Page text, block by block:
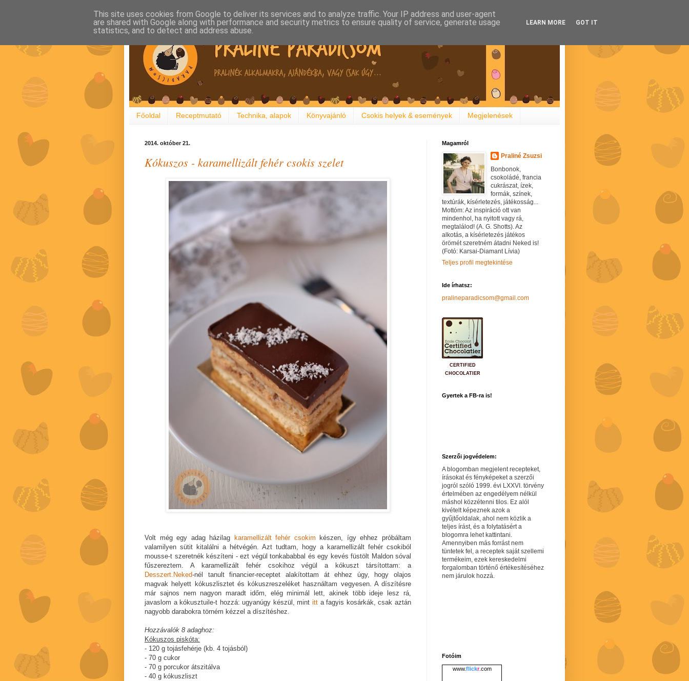
Főoldal Receptmutató Technika, alapok Könyvajánló Csokis helyek & események Megjelenések
2014. október 21.
Kókuszos - karamellizált fehér csokis szelet
Volt még egy adag házilag karamellizált fehér csokim készen, így ehhez próbáltam
valamilyen sütit kitalálni a hétvégén. Azt tudtam, hogy a karamellizált fehér csokiból
mousse-t szeretnék készíteni - ezt végül tonkababbal és egy kevés füstölt Maldon sóval
fűszereztem. A karamellizált fehér csokihoz végül a kókuszt társítottam: a
Desszert.Neked-nél tanult financier-receptet alakítottam át ehhez úgy, hogy olajos
magvak helyett kókuszlisztet és kókuszreszeléket használtam vegyesen. A díszítésre
már sajnos nem nagyon maradt időm, elég minimál lett, akinek több ideje lesz rá,
javaslom a kókusztuile-t hozzá: ugyanúgy készül, mintitt a fagyis kosárkák, csak aztán
nagyobb darabokra törném kézzel a díszítéshez.
Hozzávalók 8 adaghoz:
Kókuszos piskóta:
- 120 g tojásfehérje (kb. 4 tojásból)
- 70 g cukor
- 70 g porcukor átszitálva
- 40 g kókuszliszt
Magamról
Praliné Zsuzsi
Bonbonok,
csokoládé, francia
cukrászat, ízek,
formák, színek,
textúrák, kísérletezés, játékosság...
Mottóm: Az inspiráció ott van
mindenhol, ha nyitott vagy rá,
megtalálod! (A. G. Shotts). Az
alkotás, a kísérletezés játékos
örömét szeretném átadni Neked is!
(Fotó: Karsai-Diamant Lívia)
Teljes profil megtekintése
Ide írhatsz:
pralineparadicsom@gmail.com
CERTIFIED
CHOCOLATIER
Gyertek a FB-ra is!
Szerzői jogvédelem:
A blogomban megjelent recepteket,
írásokat és fényképeket a szerzői
jogról szóló 1999. évi LXXVI. törvény
értelmében az engedélyem nélkül
máshol közzétenni tilos. Ez alól
kivételt képeznek azok a
gyűjtőoldalak, ahol nem közlik a
teljes írást, és a folytatásért a
blogomra lehet kattintani.
Amennyiben más forrást nem
tüntetek fel, a receptek saját szellemi
termékeim, ezek kereskedelmi
forgalomban történő értékesítéséhez
nem járulok hozzá.
Fotóim
www.flickr.com
This site uses cookies from Google to deliver its services and to analyze traffic. Your IP address and user-agent
are shared with Google along with performance and security metrics to ensure quality of service, generate usage
statistics, and to detect and address abuse.
LEARN MORE GOT IT